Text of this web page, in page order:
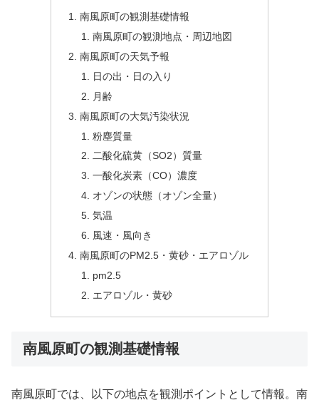
南風原町の観測基礎情報
南風原町の観測地点・周辺地図
南風原町の天気予報
日の出・日の入り
月齢
南風原町の大気汚染状況
粉塵質量
二酸化硫黄（SO2）質量
一酸化炭素（CO）濃度
オゾンの状態（オゾン全量）
気温
風速・風向き
南風原町のPM2.5・黄砂・エアロゾル
pm2.5
エアロゾル・黄砂
南風原町の観測基礎情報
南風原町では、以下の地点を観測ポイントとして情報。南